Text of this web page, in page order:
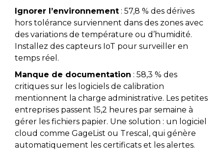
Ignorer l’environnement : 57,8 % des dérives
hors tolérance surviennent dans des zones avec
des variations de température ou d’humidité.
Installez des capteurs IoT pour surveiller en
temps réel.
Manque de documentation : 58,3 % des
critiques sur les logiciels de calibration
mentionnent la charge administrative. Les petites
entreprises passent 15,2 heures par semaine à
gérer les fichiers papier. Une solution : un logiciel
cloud comme GageList ou Trescal, qui génère
automatiquement les certificats et les alertes.